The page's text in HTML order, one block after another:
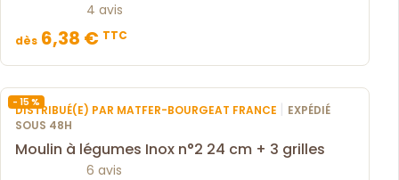
4 avis
dès 6,38 € TTC
- 15 %
DISTRIBUÉ(E) PAR MATFER-BOURGEAT FRANCE | EXPÉDIÉ
SOUS 48H
Moulin à légumes Inox n°2 24 cm + 3 grilles
6 avis